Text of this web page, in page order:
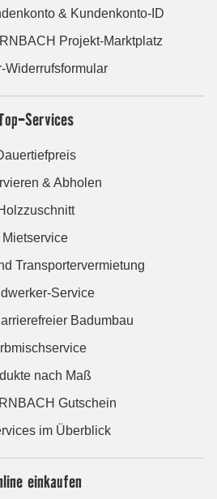
& Kundenkonto-ID
Projekt-Marktplatz
Widerrufsformular
Services
& Abholen
Mietservice
Transportervermietung
Service
Badumbau
nach Maß
Gutschein
im Überblick
einkaufen